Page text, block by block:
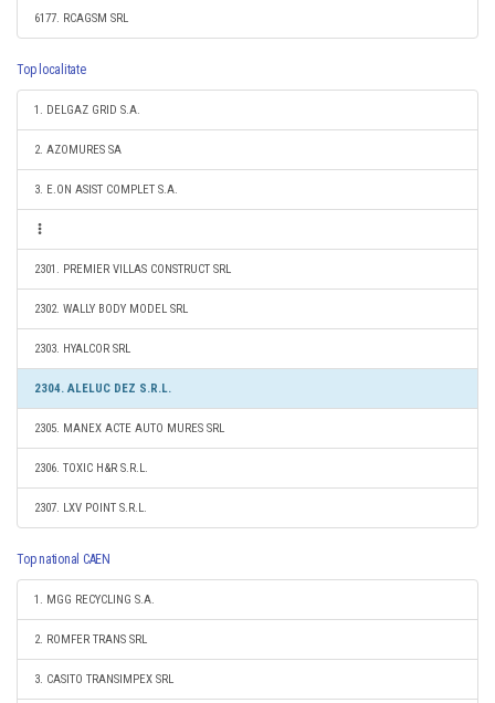
6177. RCAGSM SRL
Top localitate
1. DELGAZ GRID S.A.
2. AZOMURES SA
3. E.ON ASIST COMPLET S.A.
2301. PREMIER VILLAS CONSTRUCT SRL
2302. WALLY BODY MODEL SRL
2303. HYALCOR SRL
2304. ALELUC DEZ S.R.L.
2305. MANEX ACTE AUTO MURES SRL
2306. TOXIC H&R S.R.L.
2307. LXV POINT S.R.L.
Top national CAEN
1. MGG RECYCLING S.A.
2. ROMFER TRANS SRL
3. CASITO TRANSIMPEX SRL